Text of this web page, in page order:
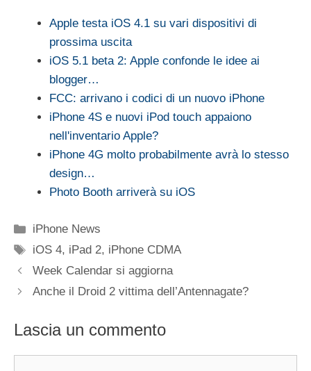
Apple testa iOS 4.1 su vari dispositivi di
prossima uscita
iOS 5.1 beta 2: Apple confonde le idee ai
blogger…
FCC: arrivano i codici di un nuovo iPhone
iPhone 4S e nuovi iPod touch appaiono
nell'inventario Apple?
iPhone 4G molto probabilmente avrà lo stesso
design…
Photo Booth arriverà su iOS
Categorie
iPhone News
Tag
iOS 4, iPad 2, iPhone CDMA
Week Calendar si aggiorna
Anche il Droid 2 vittima dell’Antennagate?
Lascia un commento